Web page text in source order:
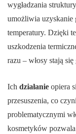
wygładzania
umożliwia uzyskanie
temperatury. Dzięki
uszkodzenia
razu – włosy stają
Ich działanie opiera
przesuszenia, co
problematycznymi
kosmetyków